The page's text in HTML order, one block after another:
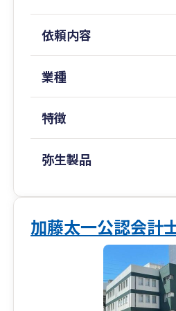
依頼内容
業種
特徴
弥生製品
加藤太一公認会計